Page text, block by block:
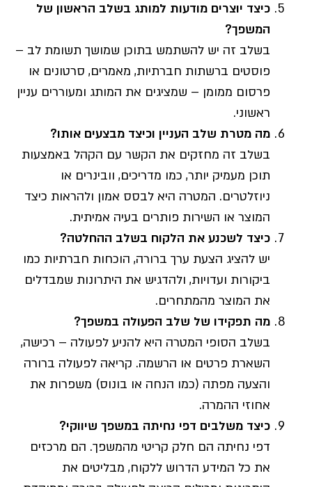
כיצד יוצרים מודעות למותג בשלב הראשון של
המשפך?
בשלב זה יש להשתמש בתוכן שמושך תשומת לב –
פוסטים ברשתות חברתיות, מאמרים, סרטונים או
פרסום ממומן – שמציגים את המותג ומעוררים עניין
ראשוני.
מה מטרת שלב העניין וכיצד מבצעים אותו?
בשלב זה מחזקים את הקשר עם הקהל באמצעות
תוכן מעמיק יותר, כמו מדריכים, וובינרים או
ניוזלטרים. המטרה היא לבסס אמון ולהראות כיצד
המוצר או השירות פותרים בעיה אמיתית.
כיצד לשכנע את הלקוח בשלב ההחלטה?
יש להציג הצעת ערך ברורה, הוכחות חברתיות כמו
ביקורות ועדויות, ולהדגיש את היתרונות שמבדלים
את המוצר מהמתחרים.
מה תפקידו של שלב הפעולה במשפך?
בשלב הסופי המטרה היא להניע לפעולה – רכישה,
השארת פרטים או הרשמה. קריאה לפעולה ברורה
והצעה מפתה (כמו הנחה או בונוס) משפרות את
אחוזי ההמרה.
כיצד משלבים דפי נחיתה במשפך שיווקי?
דפי נחיתה הם חלק קריטי מהמשפך. הם מרכזים
את כל המידע הדרוש ללקוח, מבליטים את